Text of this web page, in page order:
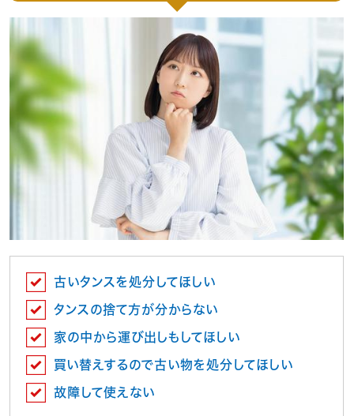
古いタンスを処分してほしい
タンスの捨て方が分からない
家の中から運び出しもしてほしい
買い替えするので古い物を処分してほしい
故障して使えない